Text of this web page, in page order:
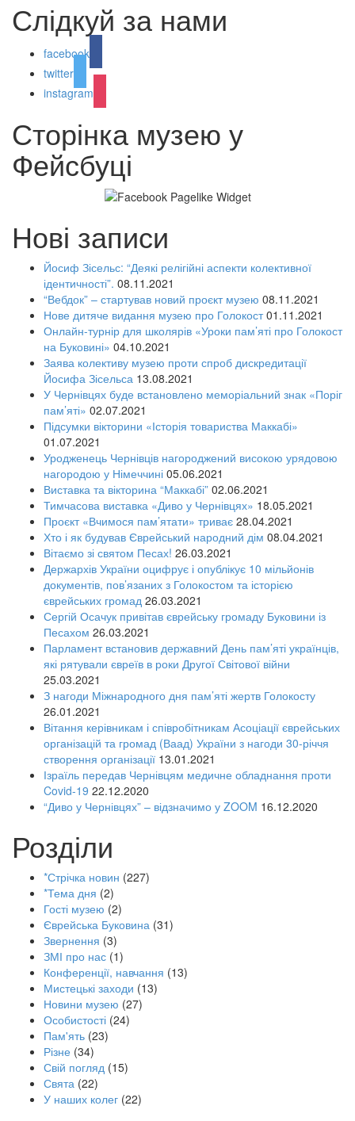
Слідкуй за нами
facebook
twitter
instagram
Сторінка музею у
Фейсбуці
Нові записи
Йосиф Зісельс: “Деякі релігійні аспекти колективної
ідентичності”. 08.11.2021
“Вебдок” – стартував новий проєкт музею 08.11.2021
Нове дитяче видання музею про Голокост 01.11.2021
Онлайн-турнір для школярів «Уроки пам’яті про Голокост
на Буковині» 04.10.2021
Заява колективу музею проти спроб дискредитації
Йосифа Зісельса 13.08.2021
У Чернівцях буде встановлено меморіальний знак «Поріг
пам’яті» 02.07.2021
Підсумки вікторини «Історія товариства Маккабі»
01.07.2021
Уродженець Чернівців нагороджений високою урядовою
нагородою у Німеччині 05.06.2021
Виставка та вікторина “Маккабі” 02.06.2021
Тимчасова виставка «Диво у Чернівцях» 18.05.2021
Проєкт «Вчимося пам’ятати» триває 28.04.2021
Хто і як будував Єврейський народний дім 08.04.2021
Вітаємо зі святом Песах! 26.03.2021
Держархів України оцифрує і опублікує 10 мільйонів
документів, пов’язаних з Голокостом та історією
єврейських громад 26.03.2021
Сергій Осачук привітав єврейську громаду Буковини із
Песахом 26.03.2021
Парламент встановив державний День пам’яті українців,
які рятували євреїв в роки Другої Світової війни
25.03.2021
З нагоди Міжнародного дня пам’яті жертв Голокосту
26.01.2021
Вітання керівникам і співробітникам Асоціації єврейських
організацій та громад (Ваад) України з нагоди 30-річчя
створення організації 13.01.2021
Ізраїль передав Чернівцям медичне обладнання проти
Covid-19 22.12.2020
“Диво у Чернівцях” – відзначимо у ZOOM 16.12.2020
Розділи
*Стрічка новин (227)
*Тема дня (2)
Гості музею (2)
Єврейська Буковина (31)
Звернення (3)
ЗМІ про нас (1)
Конференції, навчання (13)
Мистецькі заходи (13)
Новини музею (27)
Особистості (24)
Пам'ять (23)
Різне (34)
Свій погляд (15)
Свята (22)
У наших колег (22)